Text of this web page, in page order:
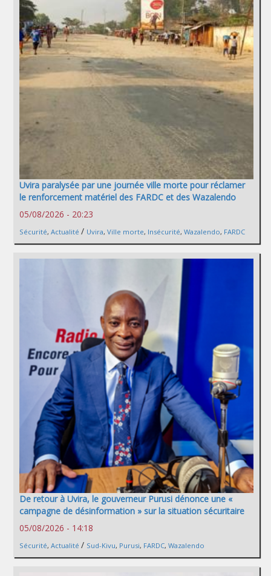
Uvira paralysée par une journée ville morte pour réclamer
le renforcement matériel des FARDC et des Wazalendo
05/08/2026 - 20:23
Sécurité, Actualité / Uvira, Ville morte, Insécurité, Wazalendo, FARDC
De retour à Uvira, le gouverneur Purusi dénonce une «
campagne de désinformation » sur la situation sécuritaire
05/08/2026 - 14:18
Sécurité, Actualité / Sud-Kivu, Purusi, FARDC, Wazalendo